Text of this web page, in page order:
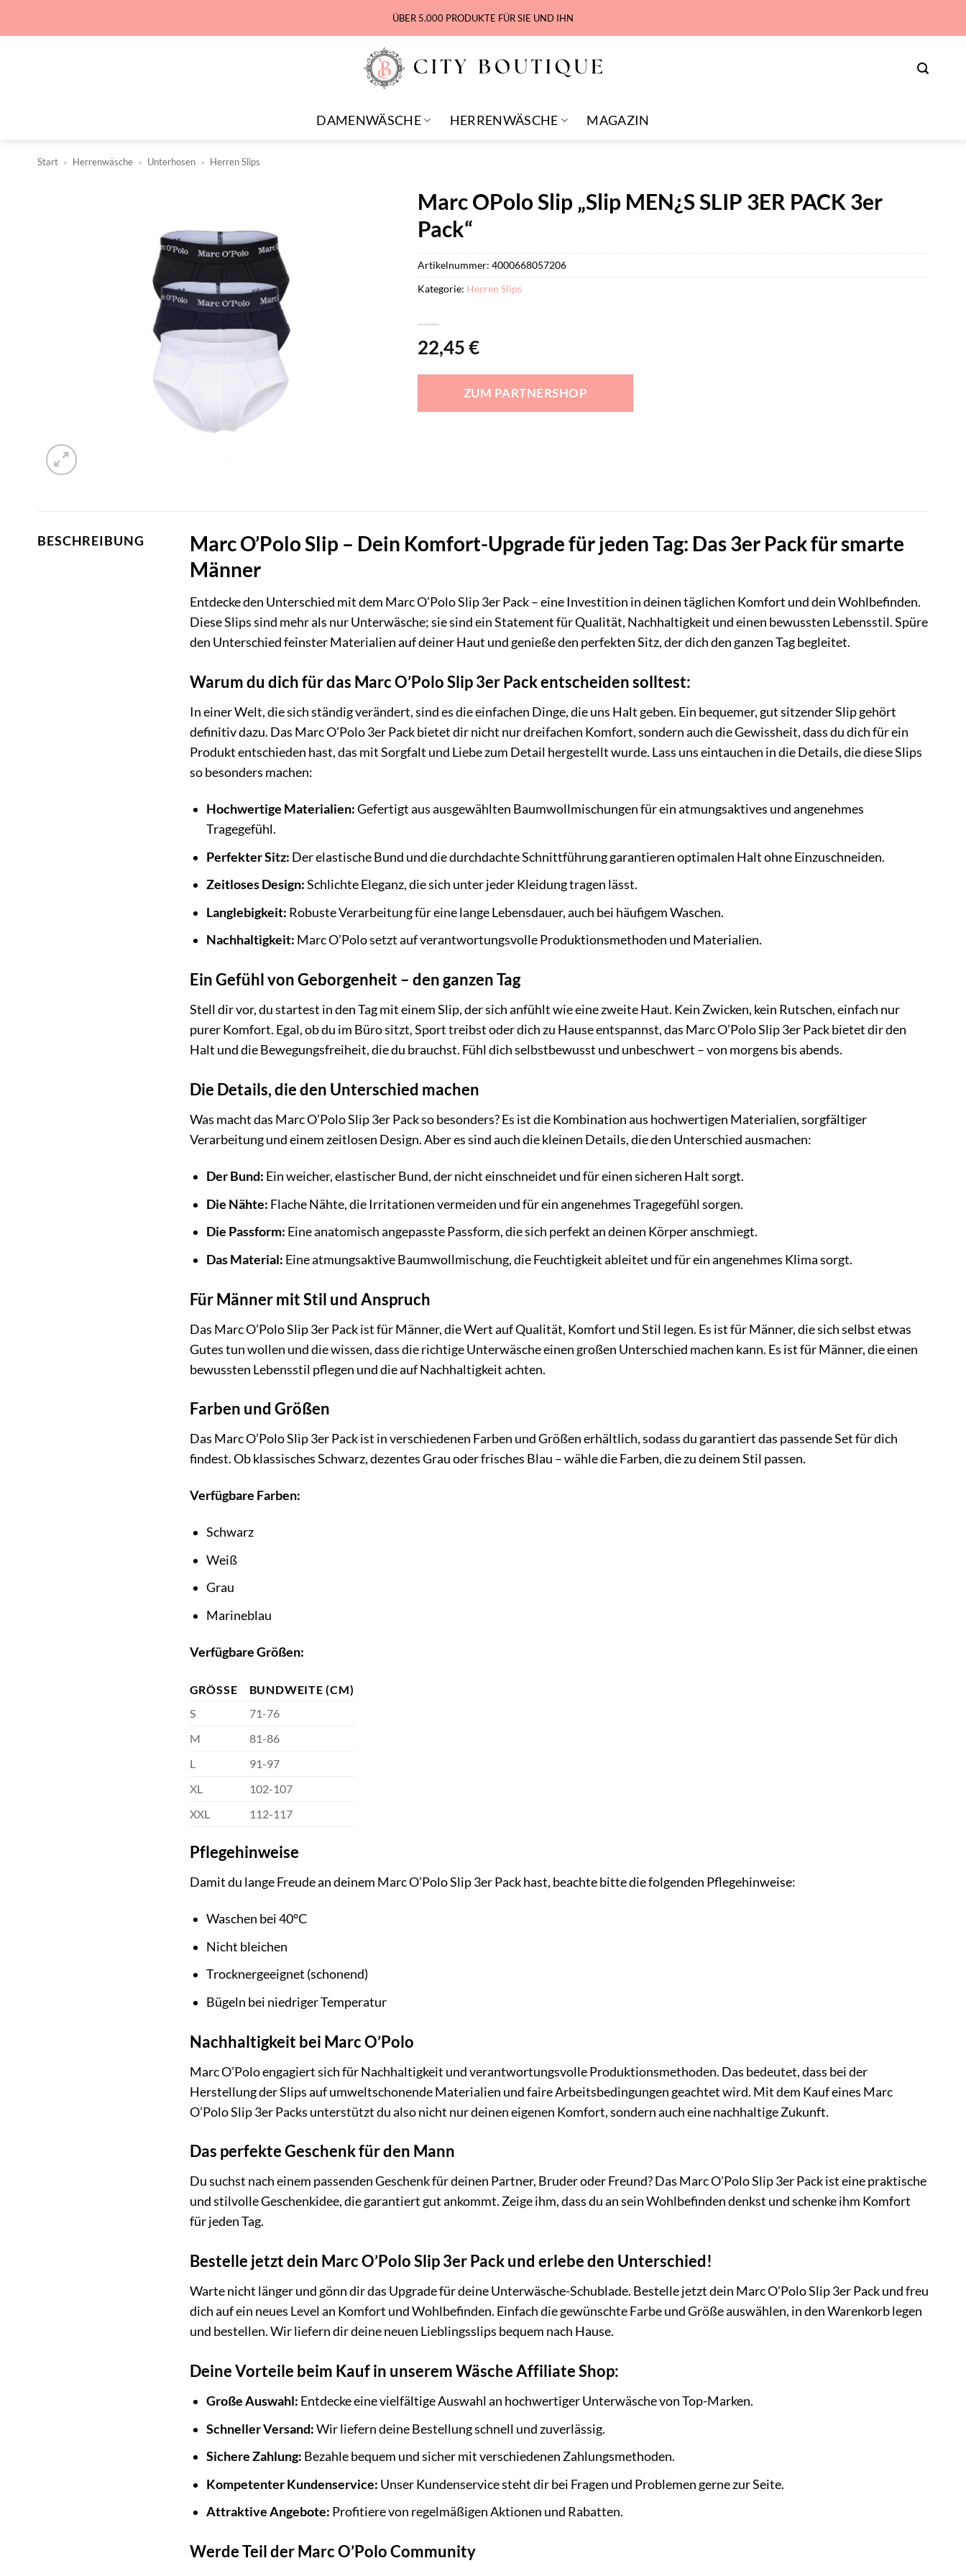
ÜBER 5.000 PRODUKTE FÜR SIE UND IHN
DAMENWÄSCHE HERRENWÄSCHE MAGAZIN
Start » Herrenwäsche » Unterhosen » Herren Slips
Marc OPolo Slip „Slip MEN¿S SLIP 3ER PACK 3er
Pack“
22,45€
ZUM PARTNERSHOP
Artikelnummer:4000668057206
Kategorie: Herren Slips
BESCHREIBUNG
Marc O’Polo Slip – Dein Komfort-Upgrade für jeden Tag: Das 3er Pack für smarte
Männer
Entdecke den Unterschied mit dem Marc O’Polo Slip 3er Pack – eine Investition in deinen täglichen Komfort und dein Wohlbefinden.
Diese Slips sind mehr als nur Unterwäsche; sie sind ein Statement für Qualität, Nachhaltigkeit und einen bewussten Lebensstil. Spüre
den Unterschied feinster Materialien auf deiner Haut und genieße den perfekten Sitz, der dich den ganzen Tag begleitet.
Warum du dich für das Marc O’Polo Slip 3er Pack entscheiden solltest:
In einer Welt, die sich ständig verändert, sind es die einfachen Dinge, die uns Halt geben. Ein bequemer, gut sitzender Slip gehört
definitiv dazu. Das Marc O’Polo 3er Pack bietet dir nicht nur dreifachen Komfort, sondern auch die Gewissheit, dass du dich für ein
Produkt entschieden hast, das mit Sorgfalt und Liebe zum Detail hergestellt wurde. Lass uns eintauchen in die Details, die diese Slips
so besonders machen:
Hochwertige Materialien:Gefertigt aus ausgewählten Baumwollmischungen für ein atmungsaktives und angenehmes
Tragegefühl.
Perfekter Sitz: Der elastische Bund und die durchdachte Schnittführung garantieren optimalen Halt ohne Einzuschneiden.
Zeitloses Design:Schlichte Eleganz, die sich unter jeder Kleidung tragen lässt.
Langlebigkeit: Robuste Verarbeitung für eine lange Lebensdauer, auch bei häufigem Waschen.
Nachhaltigkeit: Marc O’Polo setzt auf verantwortungsvolle Produktionsmethoden und Materialien.
Ein Gefühl von Geborgenheit – den ganzen Tag
Stell dir vor, du startest in den Tag mit einem Slip, der sich anfühlt wie eine zweite Haut. Kein Zwicken, kein Rutschen, einfach nur
purer Komfort. Egal, ob du im Büro sitzt, Sport treibst oder dich zu Hause entspannst, das Marc O’Polo Slip 3er Pack bietet dir den
Halt und die Bewegungsfreiheit, die du brauchst. Fühl dich selbstbewusst und unbeschwert – von morgens bis abends.
Die Details, die den Unterschied machen
Was macht das Marc O’Polo Slip 3er Pack so besonders? Es ist die Kombination aus hochwertigen Materialien, sorgfältiger
Verarbeitung und einem zeitlosen Design. Aber es sind auch die kleinen Details, die den Unterschied ausmachen:
Der Bund: Ein weicher, elastischer Bund, der nicht einschneidet und für einen sicheren Halt sorgt.
Die Nähte: Flache Nähte, die Irritationen vermeiden und für ein angenehmes Tragegefühl sorgen.
Die Passform: Eine anatomisch angepasste Passform, die sich perfekt an deinen Körper anschmiegt.
Das Material: Eine atmungsaktive Baumwollmischung, die Feuchtigkeit ableitet und für ein angenehmes Klima sorgt.
Für Männer mit Stil und Anspruch
Das Marc O’Polo Slip 3er Pack ist für Männer, die Wert auf Qualität, Komfort und Stil legen. Es ist für Männer, die sich selbst etwas
Gutes tun wollen und die wissen, dass die richtige Unterwäsche einen großen Unterschied machen kann. Es ist für Männer, die einen
bewussten Lebensstil pflegen und die auf Nachhaltigkeit achten.
Farben und Größen
Das Marc O’Polo Slip 3er Pack ist in verschiedenen Farben und Größen erhältlich, sodass du garantiert das passende Set für dich
findest. Ob klassisches Schwarz, dezentes Grau oder frisches Blau – wähle die Farben, die zu deinem Stil passen.
Verfügbare Farben:
Schwarz
Weiß
Grau
Marineblau
Verfügbare Größen:
GRÖSSE
BUNDWEITE (CM)
S
71-76
M
81-86
L
91-97
XL
102-107
XXL
112-117
Pflegehinweise
Damit du lange Freude an deinem Marc O’Polo Slip 3er Pack hast, beachte bitte die folgenden Pflegehinweise:
Waschen bei 40°C
Nicht bleichen
Trocknergeeignet (schonend)
Bügeln bei niedriger Temperatur
Nachhaltigkeit bei Marc O’Polo
Marc O’Polo engagiert sich für Nachhaltigkeit und verantwortungsvolle Produktionsmethoden. Das bedeutet, dass bei der
Herstellung der Slips auf umweltschonende Materialien und faire Arbeitsbedingungen geachtet wird. Mit dem Kauf eines Marc
O’Polo Slip 3er Packs unterstützt du also nicht nur deinen eigenen Komfort, sondern auch eine nachhaltige Zukunft.
Das perfekte Geschenk für den Mann
Du suchst nach einem passenden Geschenk für deinen Partner, Bruder oder Freund? Das Marc O’Polo Slip 3er Pack ist eine praktische
und stilvolle Geschenkidee, die garantiert gut ankommt. Zeige ihm, dass du an sein Wohlbefinden denkst und schenke ihm Komfort
für jeden Tag.
Bestelle jetzt dein Marc O’Polo Slip 3er Pack und erlebe den Unterschied!
Warte nicht länger und gönn dir das Upgrade für deine Unterwäsche-Schublade. Bestelle jetzt dein Marc O’Polo Slip 3er Pack und freu
dich auf ein neues Level an Komfort und Wohlbefinden. Einfach die gewünschte Farbe und Größe auswählen, in den Warenkorb legen
und bestellen. Wir liefern dir deine neuen Lieblingsslips bequem nach Hause.
Deine Vorteile beim Kauf in unserem Wäsche Affiliate Shop:
Große Auswahl: Entdecke eine vielfältige Auswahl an hochwertiger Unterwäsche von Top-Marken.
Schneller Versand:Wir liefern deine Bestellung schnell und zuverlässig.
Sichere Zahlung: Bezahle bequem und sicher mit verschiedenen Zahlungsmethoden.
Kompetenter Kundenservice: Unser Kundenservice steht dir bei Fragen und Problemen gerne zur Seite.
Attraktive Angebote: Profitiere von regelmäßigen Aktionen und Rabatten.
Werde Teil der Marc O’Polo Community